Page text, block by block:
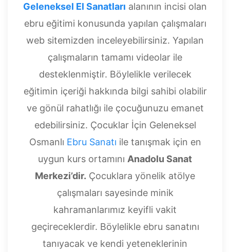
Geleneksel El Sanatları alanının incisi olan
ebru eğitimi konusunda yapılan çalışmaları
web sitemizden inceleyebilirsiniz. Yapılan
çalışmaların tamamı videolar ile
desteklenmiştir. Böylelikle verilecek
eğitimin içeriği hakkında bilgi sahibi olabilir
ve gönül rahatlığı ile çocuğunuzu emanet
edebilirsiniz. Çocuklar İçin Geleneksel
Osmanlı Ebru Sanatı ile tanışmak için en
uygun kurs ortamını Anadolu Sanat
Merkezi’dir. Çocuklara yönelik atölye
çalışmaları sayesinde minik
kahramanlarımız keyifli vakit
geçireceklerdir. Böylelikle ebru sanatını
tanıyacak ve kendi yeteneklerinin